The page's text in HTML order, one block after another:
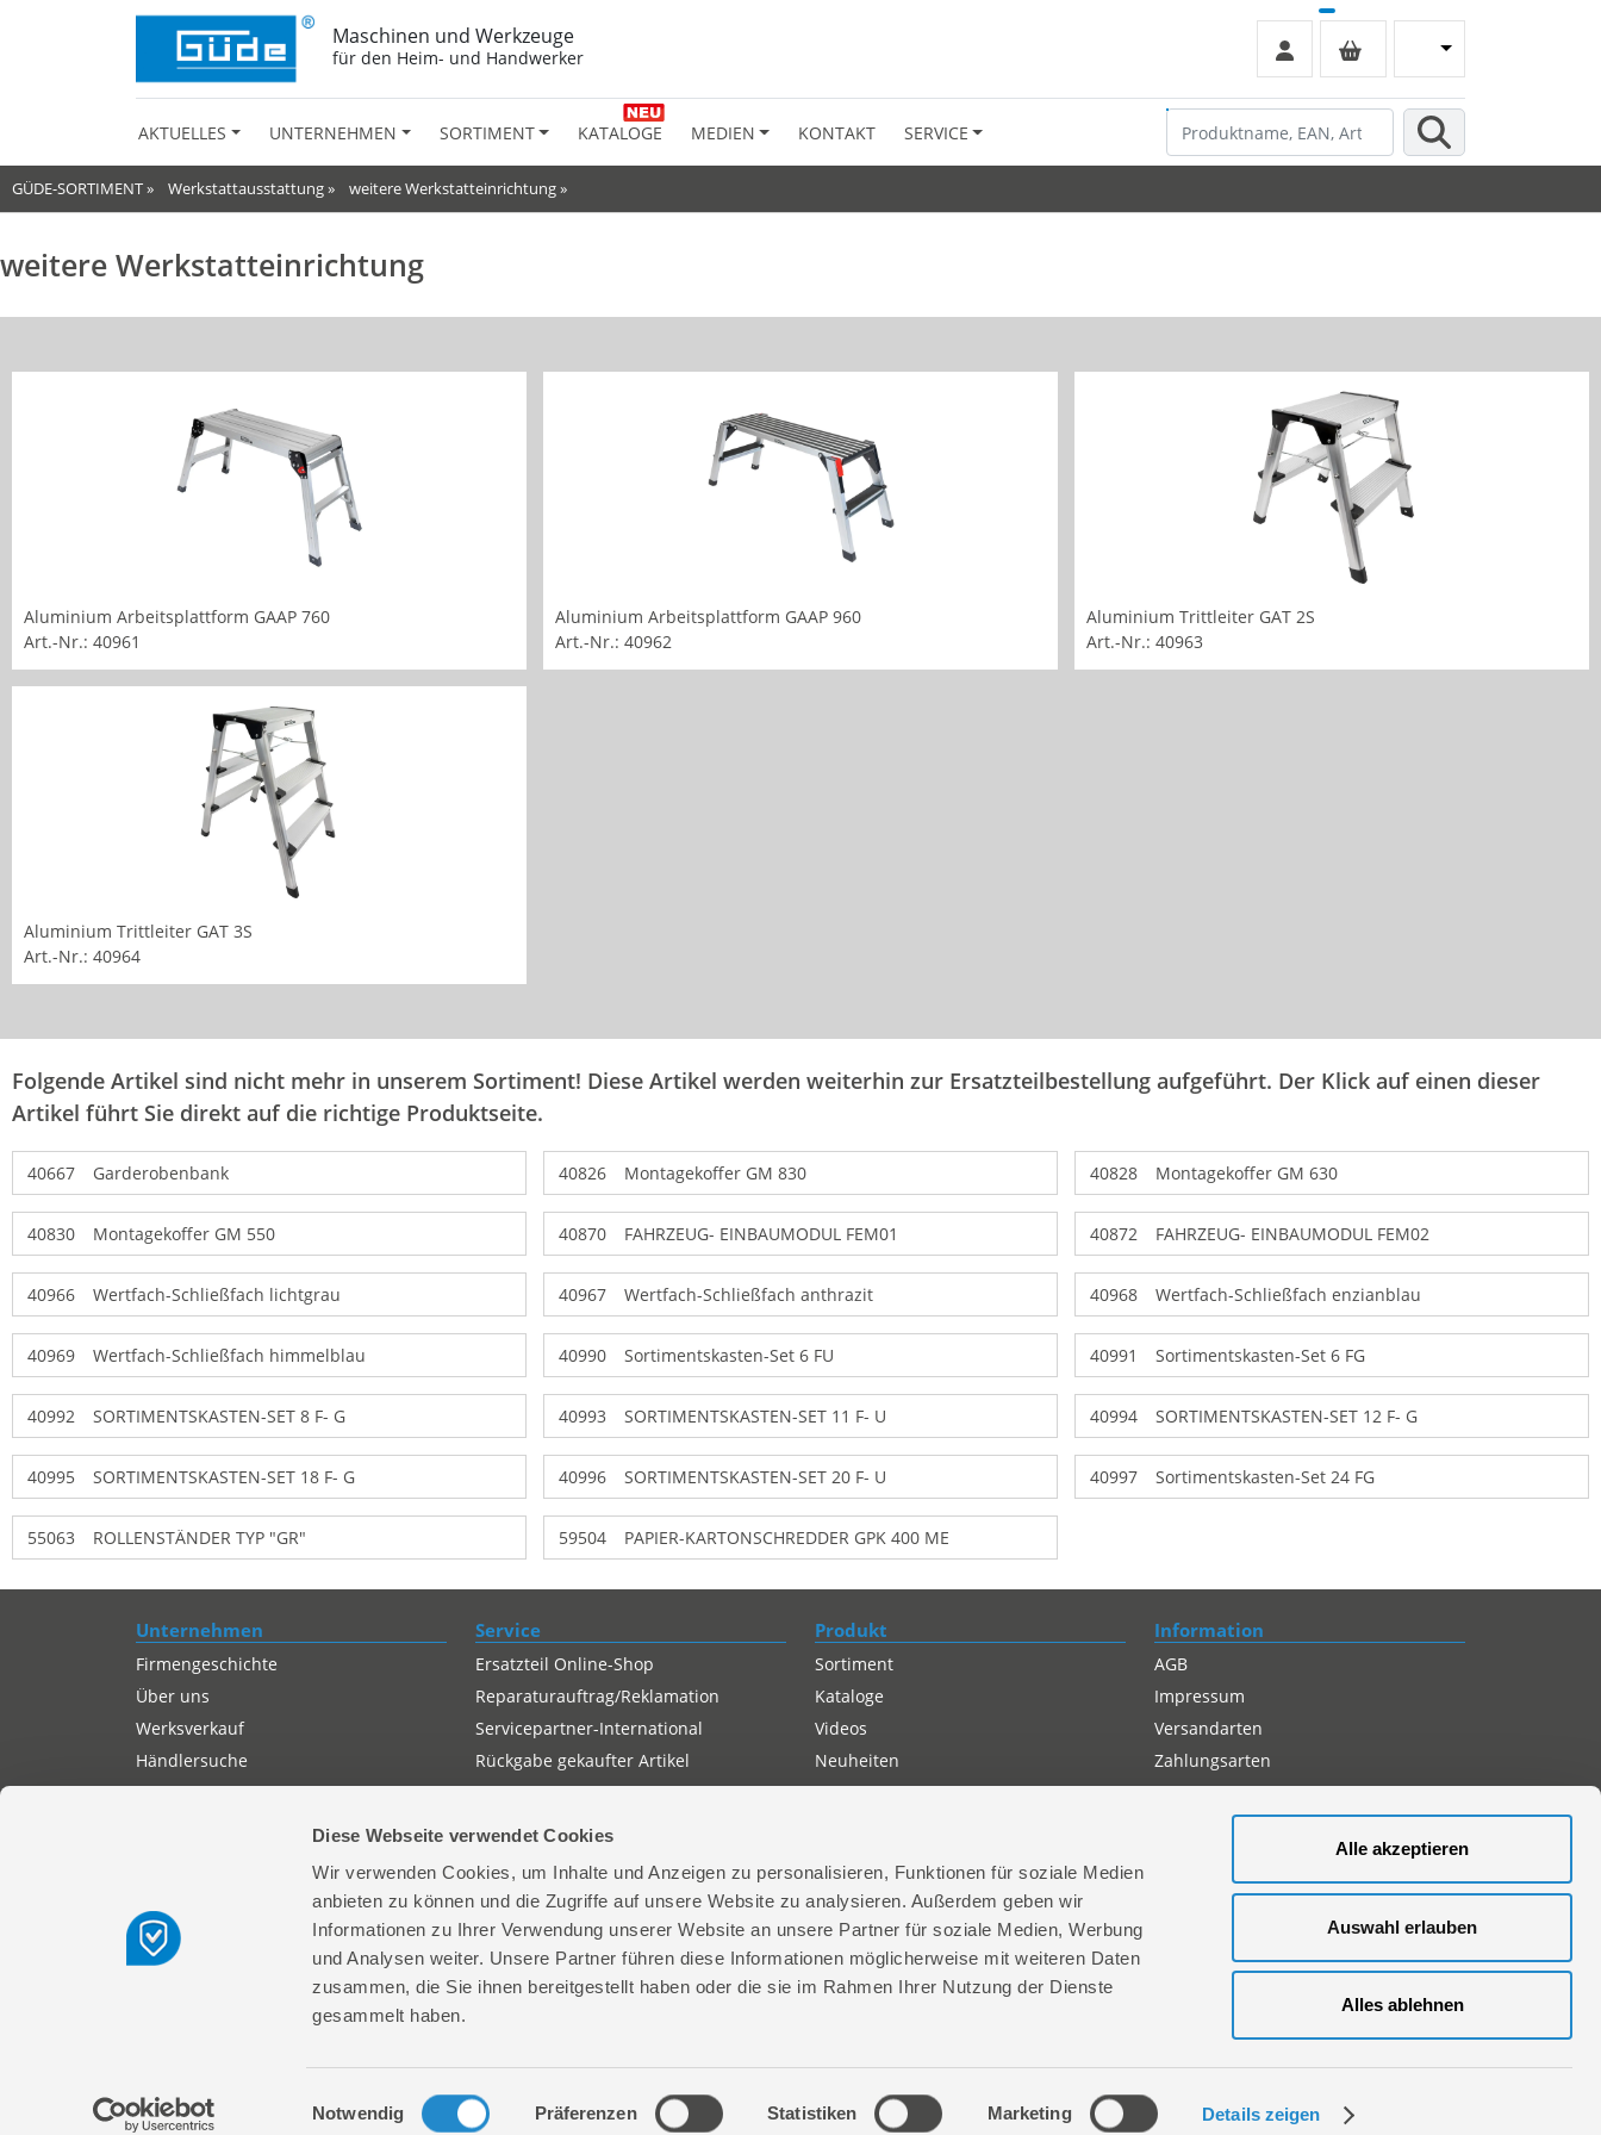
Diese Webseite verwendet Cookies
Wir verwenden Cookies, um Inhalte und Anzeigen zu personalisieren, Funktionen für soziale Medien
anbieten zu können und die Zugriffe auf unsere Website zu analysieren. Außerdem geben wir
Informationen zu Ihrer Verwendung unserer Website an unsere Partner für soziale Medien, Werbung
und Analysen weiter. Unsere Partner führen diese Informationen möglicherweise mit weiteren Daten
zusammen, die Sie ihnen bereitgestellt haben oder die sie im Rahmen Ihrer Nutzung der Dienste
gesammelt haben.
Einwilligungsauswahl
Notwendig Präferenzen Statistiken Marketing Details zeigen
Alle akzeptieren
Auswahl erlauben
Alles ablehnen
Maschinen und Werkzeuge
für den Heim- und Handwerker
AKTUELLES UNTERNEHMEN SORTIMENT KATALOGE MEDIEN KONTAKT SERVICE
GÜDE-SORTIMENT» Werkstattausstattung» weitere Werkstatteinrichtung»
weitere Werkstatteinrichtung
Aluminium Arbeitsplattform GAAP 760
Art.-Nr.: 40961
Aluminium Arbeitsplattform GAAP 960
Art.-Nr.: 40962
Aluminium Trittleiter GAT 2S
Art.-Nr.: 40963
Aluminium Trittleiter GAT 3S
Art.-Nr.: 40964
Folgende Artikel sind nicht mehr in unserem Sortiment! Diese Artikel werden weiterhin zur Ersatzteilbestellung aufgeführt. Der Klick auf einen dieser
Artikel führt Sie direkt auf die richtige Produktseite.
40667 Garderobenbank 40826 Montagekoffer GM 830 40828 Montagekoffer GM 630
40830 Montagekoffer GM 550 40870 FAHRZEUG- EINBAUMODUL FEM01 40872 FAHRZEUG- EINBAUMODUL FEM02
40966 Wertfach-Schließfach lichtgrau 40967 Wertfach-Schließfach anthrazit 40968 Wertfach-Schließfach enzianblau
40969 Wertfach-Schließfach himmelblau 40990 Sortimentskasten-Set 6 FU 40991 Sortimentskasten-Set 6 FG
40992 SORTIMENTSKASTEN-SET 8 F- G 40993 SORTIMENTSKASTEN-SET 11 F- U 40994 SORTIMENTSKASTEN-SET 12 F- G
40995 SORTIMENTSKASTEN-SET 18 F- G 40996 SORTIMENTSKASTEN-SET 20 F- U 40997 Sortimentskasten-Set 24 FG
55063 ROLLENSTÄNDER TYP "GR" 59504 PAPIER-KARTONSCHREDDER GPK 400 ME
Unternehmen
Firmengeschichte
Über uns
Werksverkauf
Händlersuche
Servicepartner-International
Autorisierter Internetpartner
Service
Ersatzteil Online-Shop
Reparaturauftrag/Reklamation
Servicepartner-International
Rückgabe gekaufter Artikel
Produkt
Sortiment
Kataloge
Videos
Neuheiten
Information
AGB
Impressum
Versandarten
Zahlungsarten
Compliance
Datenschutz
Kontaktieren Sie uns hier
© 2026 Güde GmbH & Co. KG